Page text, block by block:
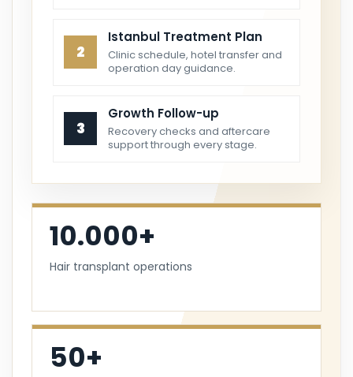
2
Istanbul Treatment Plan
Clinic schedule, hotel transfer and
operation day guidance.
3
Growth Follow-up
Recovery checks and aftercare
support through every stage.
10.000+
Hair transplant operations
50+